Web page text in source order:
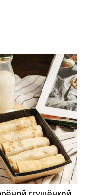
сгущёнкой